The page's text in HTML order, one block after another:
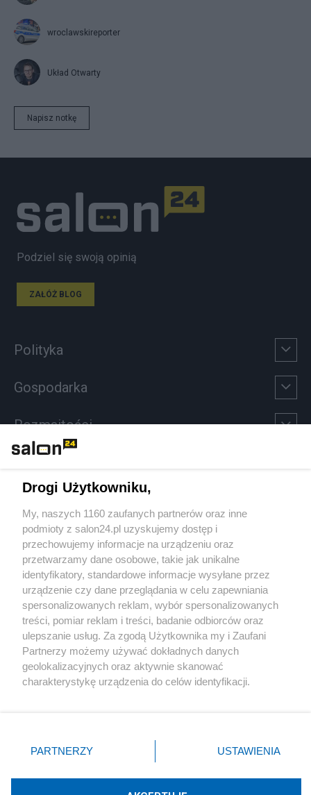
wroclawskireporter
Układ Otwarty
Napisz notkę
Podziel się swoją opinią
ZAŁÓŻ BLOG
Polityka
Gospodarka
Rozmaitości
Sport
Społeczeństwo
Kultura
X Facebook Instagram Youtube
Drogi Użytkowniku,
My, naszych 1160 zaufanych partnerów oraz inne
podmioty z salon24.pl uzyskujemy dostęp i
przechowujemy informacje na urządzeniu oraz
przetwarzamy dane osobowe, takie jak unikalne
identyfikatory, standardowe informacje wysyłane przez
urządzenie czy dane przeglądania w celu zapewniania
spersonalizowanych reklam, wybór spersonalizowanych
treści, pomiar reklam i treści, badanie odbiorców oraz
ulepszanie usług. Za zgodą Użytkownika my i Zaufani
Partnerzy możemy używać dokładnych danych
geolokalizacyjnych oraz aktywnie skanować
charakterystykę urządzenia do celów identyfikacji.
zmienić/wycofać klikając przycisk ustawień prywatności
znajdujący się w lewym dolnym rogu strony
rodzaje przetwarzania danych nie wymagają zgody
użytkownika, ale masz prawo sprzeciwić się takiemu
PARTNERZY USTAWIENIA